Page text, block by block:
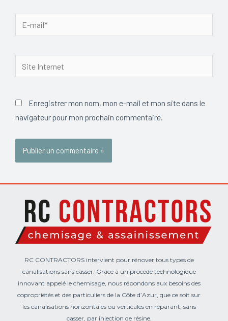
mail*
Internet
Enregistrer mon nom, mon e-mail et mon site dans le
navigateur pour mon prochain commentaire.
RC CONTRACTORS intervient pour rénover tous types de
canalisations sans casser. Grâce à un procédé technologique
innovant appelé le chemisage, nous répondons aux besoins des
copropriétés et des particuliers de la Côte d’Azur, que ce soit sur
les canalisations horizontales ou verticales en réparant, sans
casser, par injection de résine.